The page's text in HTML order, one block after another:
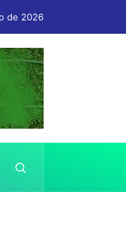
de 2026